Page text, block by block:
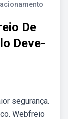
De
Deve-
segurança.
Webfreio